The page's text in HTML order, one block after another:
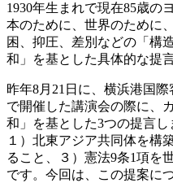
1930年生まれで現在85歳の
本のために、世界のために
困、抑圧、差別などの「構
和」を基とした具体的な提
昨年8月21日に、横浜港国
で開催した講演会の際に、
和」を基とした3つの提言し
１）北東アジア共同体を構
ること、３）憲法9条1項を
です。今回は、この提案に